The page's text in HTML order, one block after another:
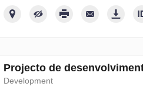
Projecto de
Development